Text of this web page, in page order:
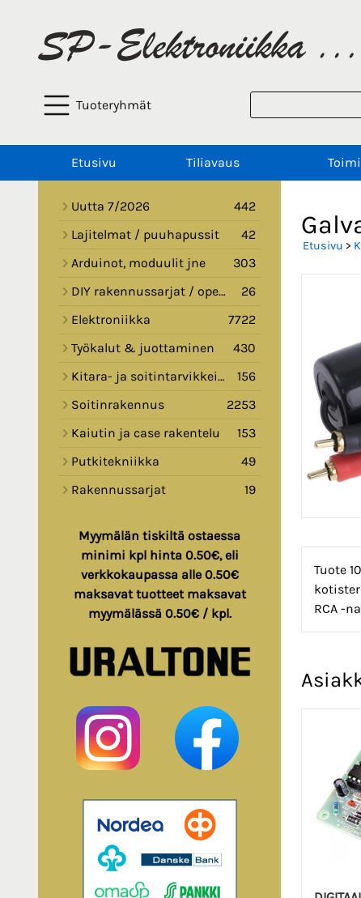
Tuoteryhmät
Etusivu Tiliavaus
Uutta 7/2026
442
Lajitelmat / puuhapussit
42
Arduinot, moduulit jne
303
DIY rakennussarjat / opetussarjat
26
Elektroniikka
7722
Työkalut & juottaminen
430
Kitara- ja soitintarvikkeita
156
Soitinrakennus
2253
Kaiutin ja case rakentelu
153
Putkitekniikka
49
Rakennussarjat
19
Myymälän tiskiltä ostaessa
minimi kpl hinta 0.50€, eli
verkkokaupassa alle 0.50€
maksavat tuotteet maksavat
myymälässä 0.50€ / kpl.
Etusivu >
Tuote
RCA -